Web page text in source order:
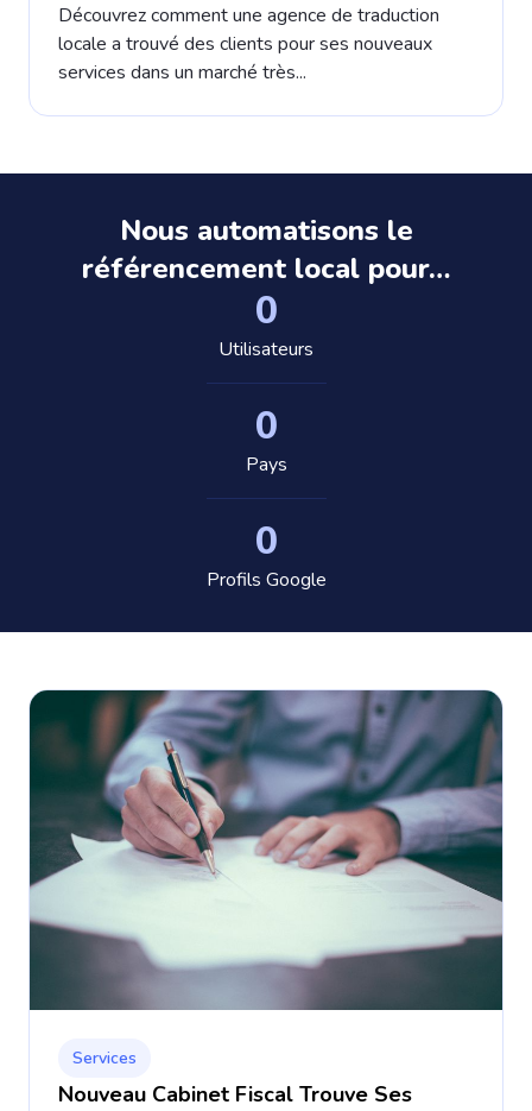
Découvrez comment une agence de traduction
locale a trouvé des clients pour ses nouveaux
services dans un marché très...
Nous automatisons le
référencement local pour…
0
Utilisateurs
0
Pays
0
Profils Google
Services
Nouveau Cabinet Fiscal Trouve Ses